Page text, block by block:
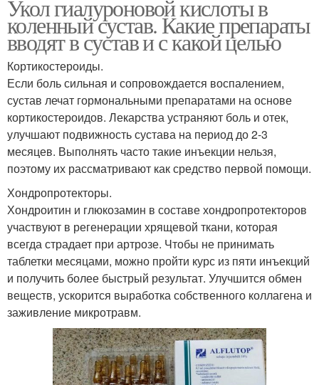
Укол гиалуроновой кислоты в
коленный сустав. Какие препараты
вводят в сустав и с какой целью
Кортикостероиды.
Если боль сильная и сопровождается воспалением,
сустав лечат гормональными препаратами на основе
кортикостероидов. Лекарства устраняют боль и отек,
улучшают подвижность сустава на период до 2-3
месяцев. Выполнять часто такие инъекции нельзя,
поэтому их рассматривают как средство первой помощи.
Хондропротекторы.
Хондроитин и глюкозамин в составе хондропротекторов
участвуют в регенерации хрящевой ткани, которая
всегда страдает при артрозе. Чтобы не принимать
таблетки месяцами, можно пройти курс из пяти инъекций
и получить более быстрый результат. Улучшится обмен
веществ, ускорится выработка собственного коллагена и
заживление микротравм.